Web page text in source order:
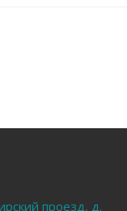
проезд, д.